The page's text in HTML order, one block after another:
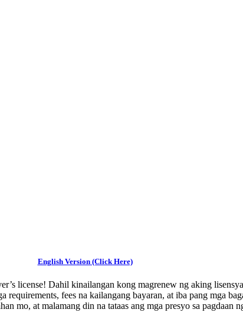
English Version (Click Here)
license! Dahil kinailangan kong magrenew ng aking
fees na kailangang bayaran, at iba pang mga
mo, at malamang din na tataas ang mga presyo sa